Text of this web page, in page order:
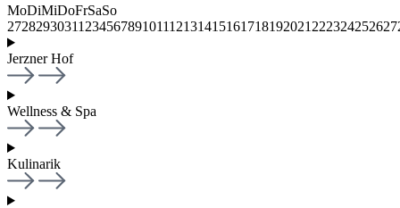
MoDiMiDoFrSaSo
27282930311 23456789101112131415161718192021 222324252627
Jerzner Hof
Wellness & Spa
Kulinarik